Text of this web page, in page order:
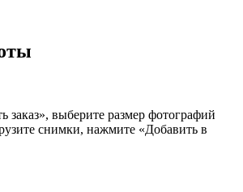
заказ», выберите размер фотографий
снимки, нажмите «Добавить в